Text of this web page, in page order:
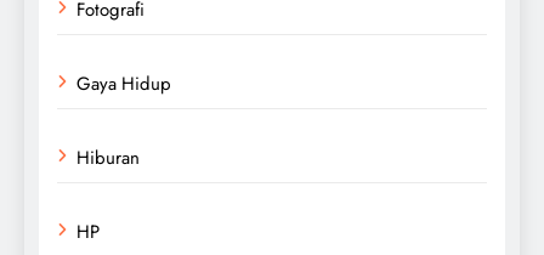
Fotografi
Gaya Hidup
Hiburan
HP